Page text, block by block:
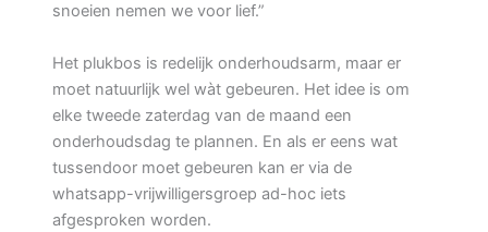
snoeien nemen we voor lief.”
Het plukbos is redelijk onderhoudsarm, maar er
moet natuurlijk wel wàt gebeuren. Het idee is om
elke tweede zaterdag van de maand een
onderhoudsdag te plannen. En als er eens wat
tussendoor moet gebeuren kan er via de
whatsapp-vrijwilligersgroep ad-hoc iets
afgesproken worden.